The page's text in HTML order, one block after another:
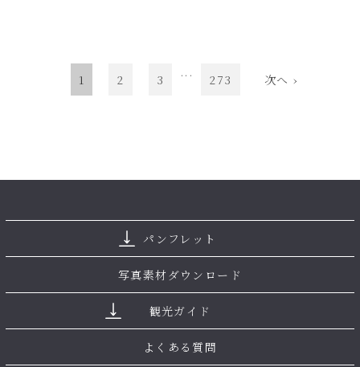
1 2 3 ... 273 次へ ›
パンフレット
写真素材ダウンロード
観光ガイド
よくある質問